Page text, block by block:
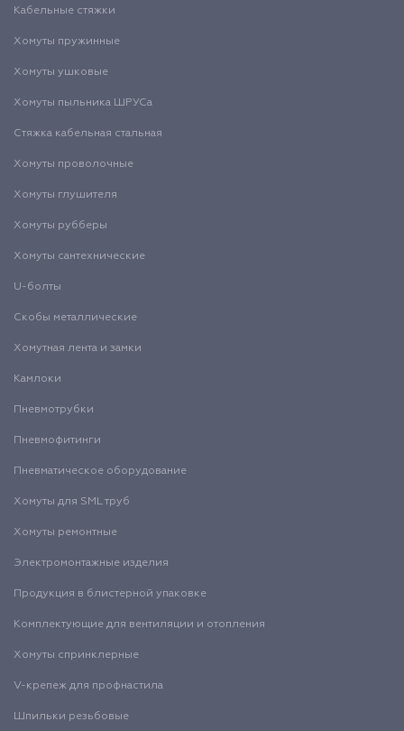
Кабельные стяжки
Хомуты пружинные
Хомуты ушковые
Хомуты пыльника ШРУСа
Стяжка кабельная стальная
Хомуты проволочные
Хомуты глушителя
Хомуты рубберы
Хомуты сантехнические
U-болты
Скобы металлические
Хомутная лента и замки
Камлоки
Пневмотрубки
Пневмофитинги
Пневматическое оборудование
Хомуты для SML труб
Хомуты ремонтные
Электромонтажные изделия
Продукция в блистерной упаковке
Комплектующие для вентиляции и отопления
Хомуты спринклерные
V-крепеж для профнастила
Шпильки резьбовые